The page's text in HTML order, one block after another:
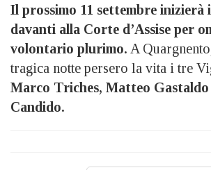
Il prossimo 11 settembre inizierà
davanti alla Corte d’Assise per
volontario plurimo. A
tragica notte persero la vita i tre
Marco Triches, Matteo
Candido.